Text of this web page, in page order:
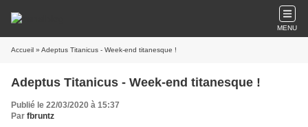
MENU
Accueil » Adeptus Titanicus - Week-end titanesque !
Adeptus Titanicus - Week-end titanesque !
Publié le 22/03/2020 à 15:37
Par fbruntz